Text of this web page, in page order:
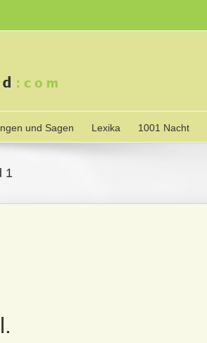
und Sagen Lexika 1001 Nacht
1